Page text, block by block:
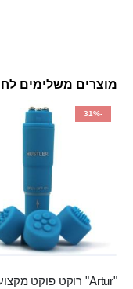
מוצרים משלימים
-31%